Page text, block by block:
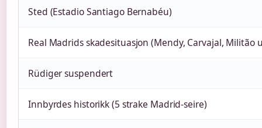
Sted (Estadio Santiago Bernabéu)
Real Madrids skadesituasjon (Mendy, Carvajal, Militão
Rüdiger suspendert
Innbyrdes historikk (5 strake Madrid-seire)